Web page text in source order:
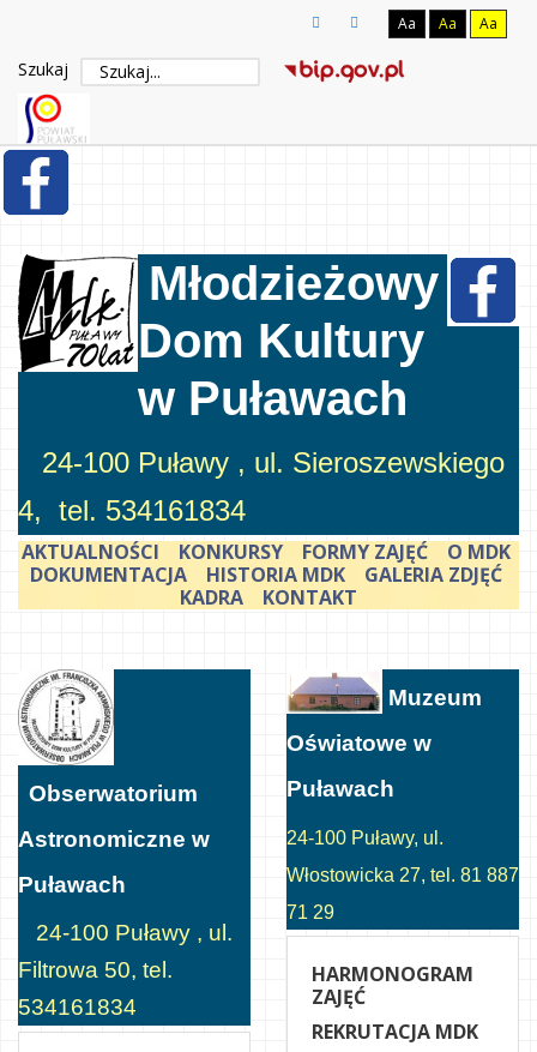
Aa Aa Aa
Szukaj
Młodzieżowy
Dom Kultury
w Puławach
24-100 Puławy , ul. Sieroszewskiego
4, tel. 534161834
AKTUALNOŚCI KONKURSY FORMY ZAJĘĆ
O MDK
DOKUMENTACJA
HISTORIA MDK
GALERIA ZDJĘĆ
KADRA
KONTAKT
Obserwatorium
Astronomiczne w
Puławach
24-100 Puławy , ul.
Filtrowa 50, tel.
534161834
Muzeum
Oświatowe w
Puławach
24-100 Puławy, ul.
Włostowicka 27, tel. 81 887
71 29
HARMONOGRAM
ZAJĘĆ
REKRUTACJA MDK